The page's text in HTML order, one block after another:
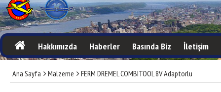
Hakkımızda Haberler Basında Biz İletişim
Ana Sayfa Malzeme FERM DREMEL COMBITOOL 8V Adaptorlu